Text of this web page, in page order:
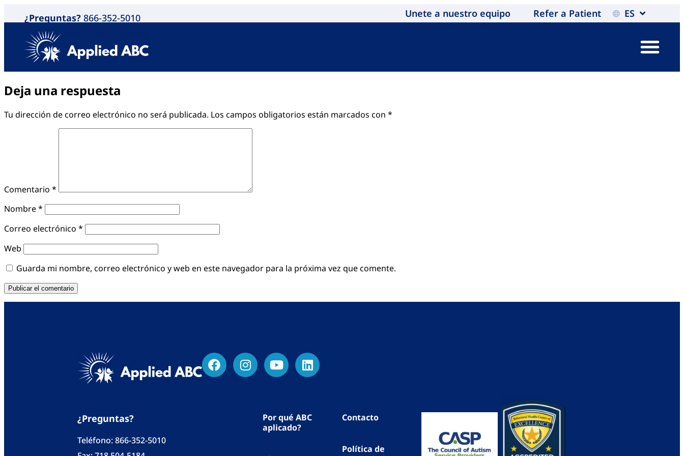
¿Preguntas? 866-352-5010 Unete a nuestro equipo Refer a Patient ES
Deja una respuesta
Tu dirección de correo electrónico no será publicada. Los campos obligatorios están marcados con *
Comentario *
Nombre*
Correo electrónico *
Web
Guarda mi nombre, correo electrónico y web en este navegador para la próxima vez que comente.
¿Preguntas?
Teléfono:866-352-5010
Por qué ABC
aplicado?
Contacto
Política de